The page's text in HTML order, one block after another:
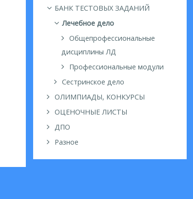
БАНК ТЕСТОВЫХ ЗАДАНИЙ
Лечебное дело
Общепрофессиональные
дисциплины ЛД
Профессиональные модули
Сестринское дело
ОЛИМПИАДЫ, КОНКУРСЫ
ОЦЕНОЧНЫЕ ЛИСТЫ
ДПО
Разное